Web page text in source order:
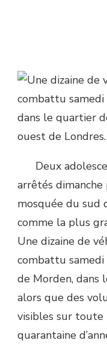
Deux
arrêtés dimanche
mosquée du sud
comme la plus
Une dizaine de
combattu
de Morden, dans
alors que des
visibles sur toute
quarantaine